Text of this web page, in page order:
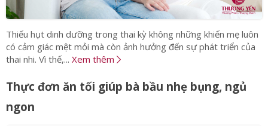
Thiếu hụt dinh dưỡng trong thai kỳ không những khiến mẹ luôn
có cảm giác mệt mỏi mà còn ảnh hưởng đến sự phát triển của
thai nhi. Vì thế,... Xem thêm
Thực đơn ăn tối giúp bà bầu nhẹ bụng, ngủ
ngon